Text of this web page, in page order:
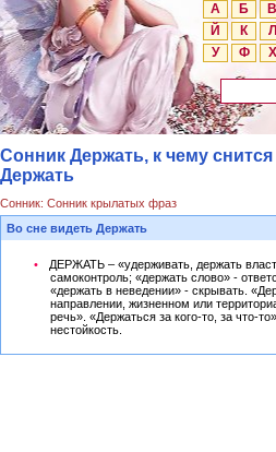
А Б В
Й
К Л
У
Ф Х
Сонник Держать, к чему
Держать
Сонник: Сонник крылатых фраз
Во сне видеть Держать
ДЕРЖАТЬ – «удерживать, держать
самоконтроль; «держать слово» -
«держать в неведении» - скрывать.
направлении, жизненном или
речь». «Держаться за кого-то, за что-
нестойкость.